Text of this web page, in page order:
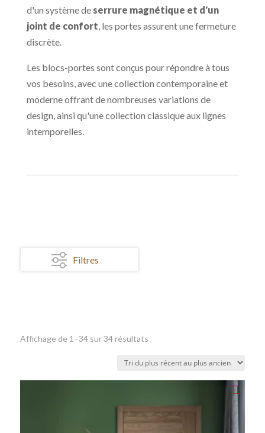
d'un système de serrure magnétique et d'un
joint de confort, les portes assurent une fermeture
discrète.
Les blocs-portes sont conçus pour répondre à tous
vos besoins, avec une collection contemporaine et
moderne offrant de nombreuses variations de
design, ainsi qu'une collection classique aux lignes
intemporelles.
Filtres
Affichage de 1–34 sur 34 résultats